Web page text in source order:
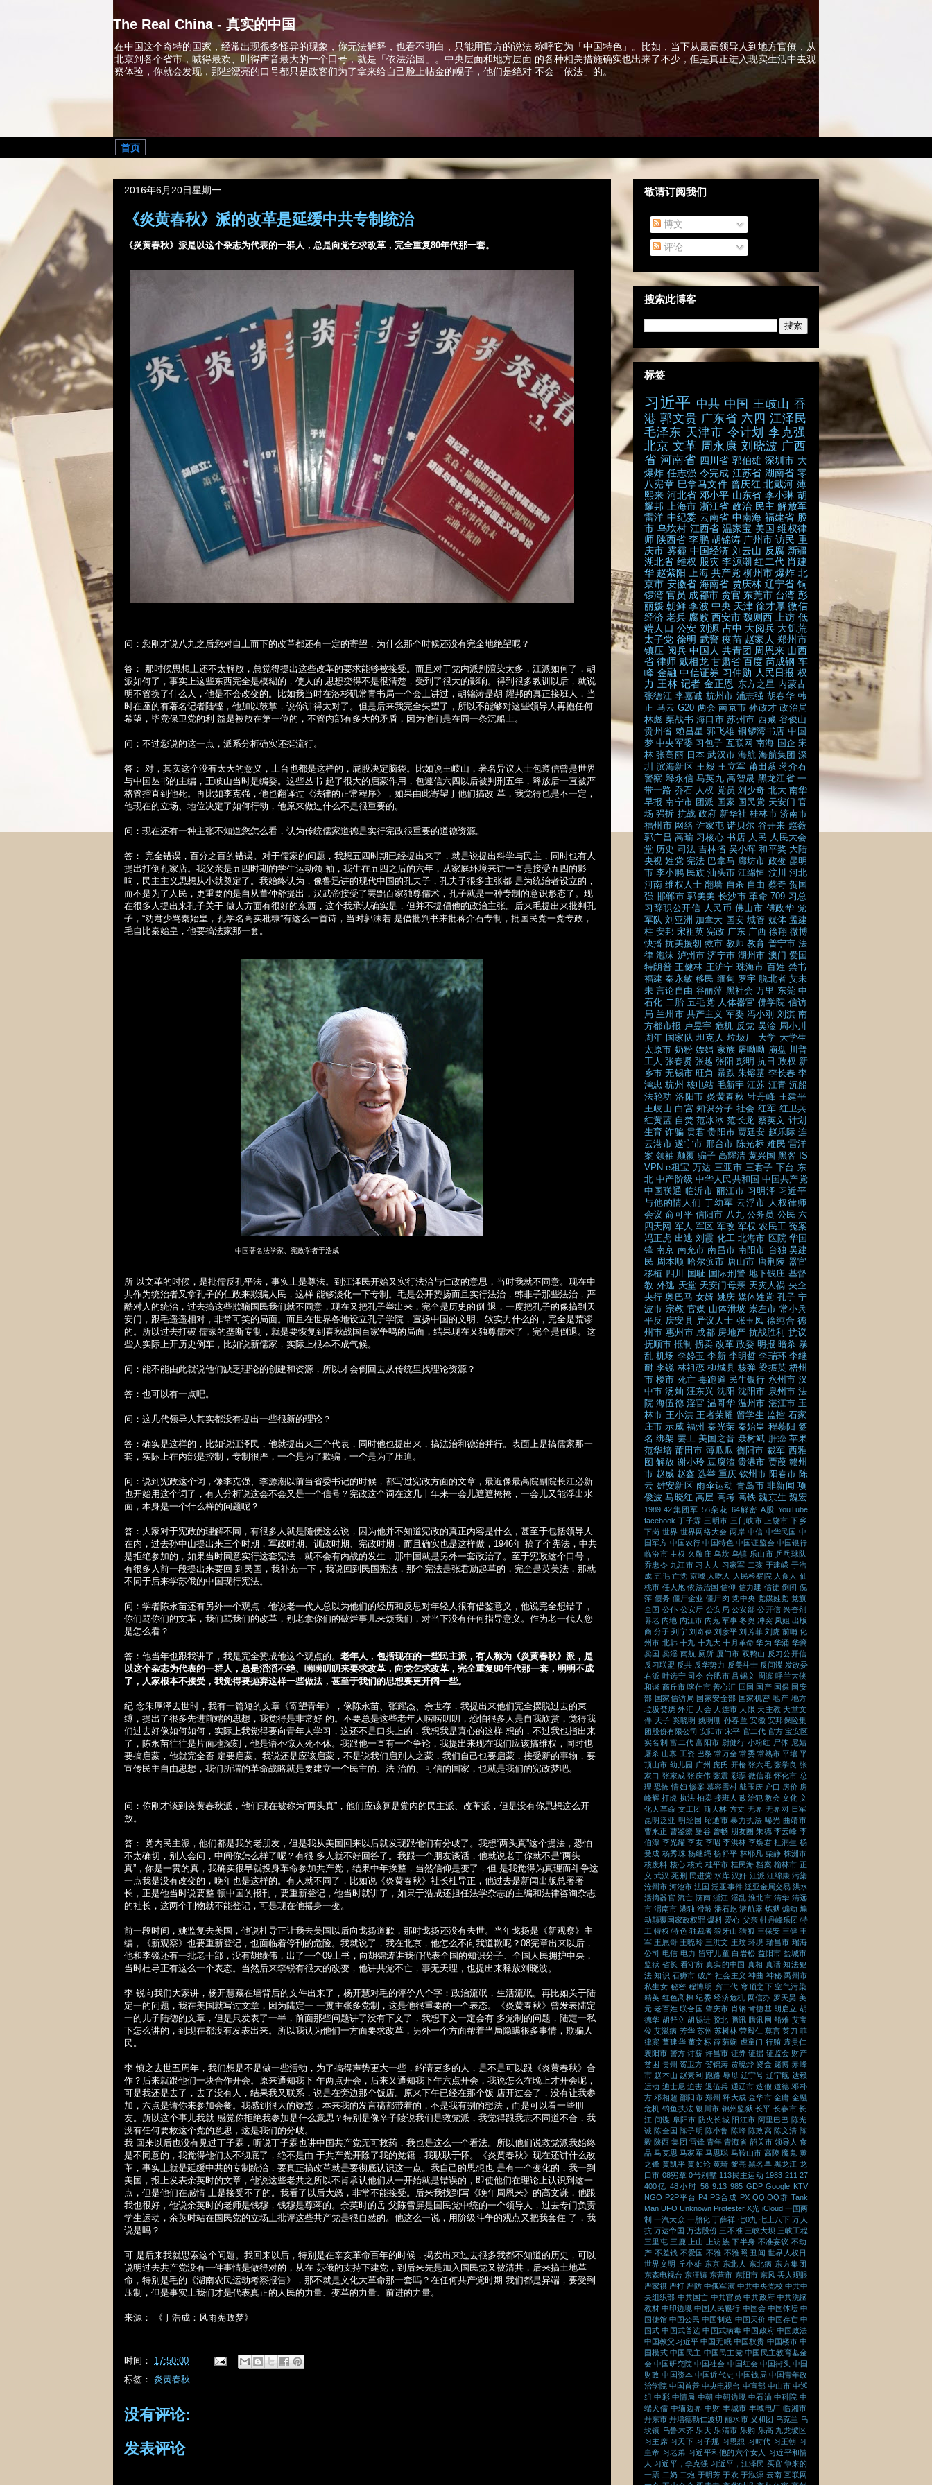
The Real China - 真实的中国
在中国这个奇特的国家，经常出现很多怪异的现象，你无法解释，也看不明白，只能用官方的说法 称呼它为「中国特色」。比如，当下从最高领导人到地方官僚，从
北京到各个省市，喊得最欢、叫得声音最大的一个口号，就是「依法治国」。中央层面和地方层面 的各种相关措施确实也出来了不少，但是真正进入现实生活中去观
察体验，你就会发现，那些漂亮的口号都只是政客们为了拿来给自己脸上帖金的幌子，他们是绝对 不会「依法」的。
首页
2016年6月20日星期一
《炎黄春秋》派的改革是延缓中共专制统治
《炎黄春秋》派是以这个杂志为代表的一群人，总是向党乞求改革，完全重复80年代那一套。
问：您刚才说八九之后您对自上而下的改革都还有一定的寄望，为什么那个时候还没有完全地绝望呢？
答： 那时候思想上还不太解放，总觉得提出这些改革的要求能够被接受。而且对于党内派别渲染太多，江派如何了，胡
派如何了，事实上这些东西完全是模糊的，使人的 思想变得不是很清楚，受到了很大的影响。得到很多教训以后，就说
明不管换了什么人，他是不会改变的。比如我当时在洛杉矶常青书局一个会上讲过，胡锦涛是胡 耀邦的真正接班人，当
时在座的有著名记者陆铿，他加以鼓掌，说你讲得太对了。但是后来我完全失望了，所以不能够对这些领导人再抱任何
希望，毕竟保卫党的利 益是被放在第一位的，不管内部有多大的矛盾，因为他们是在同一条沉船上。
问：不过您说的这一点，派系分析确实还挺流行。
答： 对，其实这个没有太大的意义，上台也都是这样的，屁股决定脑袋。比如说王岐山，著名异议人士包遵信曾是世界
与中国丛书的主编，王岐山当时是编委。这些丛书 起了很大的启蒙作用，包遵信六四以后被判刑五年，释放后一直被严
格管控直到他死。再比如李克强，他也翻译过《法律的正常程序》，如果由此寄望于他们搞改 革，我觉得也是不一定，
他现在的立场、地位决定了如何行动，他原来做过什么不是很重要的。
问：现在还有一种主张不知道您怎么看，认为传统儒家道德是实行宪政很重要的道德资源。
答： 完全错误，百分之百的错误。对于儒家的问题，我想五四时期已经提出来了，就是说提出科学与民主，同时也有人
提出打倒孔家店。我父亲是五四时期的学生运动领 袖，我生在五四之后的六年，从家庭环境来讲一直是接受五四的影
响，民主主义思想从小就奠定了。我始终认为，像鲁迅讲的现代中国的孔夫子，孔夫子很多主张都 是为统治者设立的，
而不是为了人民，更重要的是自从董仲舒提出，汉武帝接受了罢黜百家独尊儒术，孔子就是一种专制的意识形态了。现
在很多人提出来孔子关于 做人方面有很好的东西，这个我承认确实是，但并不提倡他的政治主张。后来毛提出来批判孔
子，“劝君少骂秦始皇，孔学名高实秕糠”有这么一首诗，当时郭沫若 是借批判书来批蒋介石专制，批国民党一党专政，
毛自比秦始皇，他要搞法家那一套。
中国著名法学家、宪政学者于浩成
所 以文革的时候，是批儒反孔平法，事实上是尊法。到江泽民开始又实行法治与仁政的意思，当时我就不同意。现在中
共作为统治者又拿孔子的仁政来欺骗人民，这样 能够淡化一下专制。毛是公开赞扬而且实行法治，韩非子那些法治，严
酷对人的统治，过去搞这些欺骗国民我们就不同意，现在又把孔子举出来，完全是历史的倒 退，一度把孔子的像搞到天
安门，跟毛遥遥相对，非常可笑的局面。而且在世界各地设立孔子学院，宣扬中国的文明、软实力什么的，完全是荒谬
的。所以过去打破 儒家的垄断专制，就是要恢复到春秋战国百家争鸣的局面，结果现在又独尊儒术了，完全是倒退。这
些人实际上开历史倒车，比如说新儒家，实际上根本不成气候。
问：能不能由此就说他们缺乏理论的创建和资源，所以才会倒回去从传统里找理论资源？
答：也可以有一点吧。
问：这几代领导人其实都没有提出一些很新的理论？
答：确实是这样的，比如说江泽民，他就提出来三个代表，同时他也提出来，搞法治和德治并行。表面上是搞儒家那一
套，实际上在内部是控制，专制很严，一个是为了欺骗，一个是为了压迫。
问：说到宪政这个词，像李克强、李源潮以前当省委书记的时候，都写过宪政方面的文章，最近像最高院副院长江必新
也开始用这个词了，有人分析说这会不会又是一个信号？宪政这个词在这几十年来一会儿遮遮掩掩，一会儿又能浮出水
面，本身是一个什么样的问题呢？
答：大家对于宪政的理解不同，有很多人就是随便这么说，因为他并不知道宪政的真正内容是什么，甚至于包括领导人
在内，过去孙中山提出来三个时期，军政时期、训政时期、宪政时期，而且确实也是这样做， 1946年 搞了个宪法，中共
是拒绝参加的，如果当时同意实行这套宪法，就不会有内战的发生，那中国就是另外一套政治了。至于宪政这个口号，
有很多人前一段提出来要回 到民国，我补充一下，我说回到民国宪法，那个宪法是张君劢起草的，完全是英美法，那就
不同于后来学苏俄的中国现行宪法。
问：学者陈永苗还有另外一个观点，他说老一代人总以为他们的经历和反思对年轻人很有借鉴意义，他说完全想错了，
你们骂你们的文革，我们骂我们的改革，别老拿你们的破烂事儿来烦我们，对当下没有任何指导意义。作为老一代人您
是怎么看？
答：他当年也跟我讲了，我是完全赞成他这个观点的。 老年人，包括现在的一些民主派，有人称为《炎黄春秋》派，是
以这个杂志为代表的一群人，总是滔滔不绝、唠唠叨叨来要求改革，向党乞求改革，完全重复80年代那一套，明明不成
了，人家根本不接受，我觉得要抛弃这样一些做法，甚至于我们的思想要更开阔一些。
纪 念朱厚泽去世时，我有一篇短的文章《寄望青年》，像陈永苗、张耀杰、余世存，我提出来他们完全摆脱过去的束
缚，提出了很多先进前端的思想，我觉得是非常好 的。不要总是这些老年人唠唠叨叨，恐怕很多人是自我欣赏，觉得我
们过去好像如何如何，实际上我觉得要向青年人学习，这还不是口头上的，我想我是真心的这样 想的，不过我也指出来
了，陈永苗往往是片面地深刻，他是语不惊人死不休。我跟他一直有一个争论，我提出来现在我们应该搞维权，同时也
要搞启蒙，他就完全否 定要启蒙。我说还是应该启蒙，不是说我们启别人之蒙，我们自己也要启蒙，接受新的事物，要
宣传民主自由思想，我们所谓的革命战略就是要建立一个民主的、法 治的、可信的国家，也就是我们的宪政梦吧。
问：你刚才谈到炎黄春秋派，他们现在被称为“两头真”，他们应该算是党内的民主派、改革派，但是没有你思想这么开
放。
答： 党内民主派，他们都是我的老朋友，但是我从美国回来以后就发现跟他们有分歧了。我想“两头真”这个提法，恐怕
不太确切，别人会问，中间你怎么样了呢？有很 多人就不好回答了。我跟一个朋友谈话，他就说老于你就不是“两头
真”，你是一贯的真，我确实很早就投身革命参加共产党，结果中年挨整，当然信仰是变了，但 是我觉得为真理而斗争这
一点我是没有改变的，晚年也是这样的。有人就不同了，比如说《炎黄春秋》社长杜导正，他过去是新闻出版总署署
长，正是他当时说要整 顿中国的报刊，要重新登记，他当时就讲了，如果于浩成还担任法学杂志的主编和法律咨询杂志
的社长，这两个刊物就不能登记，可是现在他摇身一变。
前一段时间，姚监复去美国，他说杜导正让我去美国以后向戈扬道歉，那时戈扬还没有去世。当年戈扬是《新观察》主
编，《新观察》也要重新登记，也面临着停刊的危险。我就说了，我在北京，他怎么不向我道歉呢？ 08宪章出来以后，
他和李锐还有一批老干部，没有胡绩伟，出了一个09 上书，向胡锦涛讲我们代表全国的知识分子、全国人民拥护中央，
当时杜导正有这么一个表态。当然后来李锐有很大的改变，他讲共党不亡，事无天理，也提出来释放刘晓波。
李 锐向我们大家讲，杨开慧藏在墙背后的文件出来了，杨开慧对毛的评价八个字：政治流氓，生活流氓。再比如关于陆
定一的问题，我在美国就写过文章，因为陆定一 一贯主张多党制，这是他很重要的一个表态。《炎黄春秋》曾发表陆定
一的儿子陆德的文章，但是只发表了一半，前面那些问题讲了没有下文了，我想下文一定会有 多党制的问题，陆定一私
下怎么讲的，到现在都没有发表出来。所以我认为他们一方面要求改革，另外一个方面帮着当局隐瞒很多事情，欺骗人
民。
李 慎之去世五周年，我们想是不是做一些活动，为了搞得声势更大一些，约请更多的人，是不是可以跟《炎黄春秋》合
作？后来就跟他们一块合作开会。原来通知我下 午两点开会，后来又通知我下午六点开会，我说怎么在晚上才开会呢，
可是我还是去了，去了没有人，结果我又联系，说是在旁边那个饭店。原来下午已经在那个饭 店开过会了，没有让我参
加，六点是请你来参加会餐。我感到很大的疑惑，本来我的发言稿都带着的，不是我有别的想法，而是可以看一些朋
友。所以这个事儿我就 感觉你拒绝我参加是什么意思？特别是像辛子陵说我们是救党派，我觉得跟我志不同道不合，我
没有任何要救这个党的意思，这是我们的分歧。
我 回来以后也没有见过丁子霖，听说丁子霖也讲中国共产党无可救药，我也是这么一个看法。所以他们说救党派我始终
是不同意的，我觉得他们太不彻底了，绝不是由 于共产党开除了我的党籍，我耿耿于怀。《炎黄春秋》现在还讲什么改
革，事实上就是延缓中共的专制统治，要真正搞改革就是要彻底认识这一点。我自己的思想也 是有一个变化的，我一到
美国，报上发表余英时的文章，他说这些老共之所以不肯承认他们从一开始就是错误的，即使他们在理论上认识到这一
点，但是他们在感情 上是接受不了的。我看了以后大怒，非常不能接受。后来我找到写《晚年周恩来》的高文谦，他跟
我也很好，他说余英时的老师是钱穆，钱穆是尊蒋的。余英时的岳 父陈雪屏是国民党中统的一个领导人，过去专门负责
学生运动，余英时站在国民党的立场上批评这些共产党是很自然的。他这么一说，用阶级斗争的观点又把我套住 了，我
说是吗？
可 是后来我就思索这个问题。我回来以后，特别是在辛亥革命百年的时候，揭发出来过去很多我都不知道的历史，可以
说明过去共产党没有一件事情是做得对的，从在 苏俄的支持下建党，到后来先是加入国民党又被清共，后来搞土地革
命，特别是毛的《湖南农民运动考察报告》，那不就是文化大革命那一套吗？在任何共产党时期 我们都是异端，要受到
压制，但是事实上我们才是代表真正的人民的力量、变革的力量、前进的力量。
来源： 《于浩成：风雨宪政梦》
时间： 17:50:00
标签： 炎黄春秋
没有评论:
发表评论
敬请订阅我们
博文
评论
搜索此博客
标签
习近平 中共 中国 王岐山 香
港 郭文贵 广东省 六四 江泽民
毛泽东 天津市 令计划 李克强
北京 文革 周永康 刘晓波 广西
省 河南省 四川省 郭伯雄 深圳市 大
爆炸 任志强 令完成 江苏省 湖南省 零
八宪章 巴拿马文件 曾庆红 北戴河 薄
熙来 河北省 邓小平 山东省 李小琳 胡
耀邦
上海市 浙江省 政治 民主 解放军
雷洋 中纪委 云南省 中南海 福建省 股
市 乌坎村 江西省 温家宝 美国 维权律
师 陕西省 李鹏 胡锦涛 广州市 访民 重
庆市 雾霾 中国经济 刘云山 反腐 新疆
湖北省 维权 股灾 李源潮 红二代 肖建
华 赵紫阳 上海 共产党 柳州市 爆炸 北
京市 安徽省 海南省 贾庆林 辽宁省 铜
锣湾 官员 成都市 贪官 东莞市 台湾 彭
丽媛 朝鲜 李波 中央 天津 徐才厚 微信
经济 老兵 腐败 西安市 魏则西 上访 低
端人口 公安 刘源 占中 大阅兵 大饥荒
太子党 徐明 武警 疫苗 赵家人 郑州市
镇压 阅兵 中国人 共青团 周恩来 山西
省 律师 戴相龙 甘肃省 百度 芮成钢 车
峰 金融 中信证券 习仲勋 人民日报 权
力 王林 记者 金正恩 东方之星 内蒙古
张德江 李嘉诚 杭州市 浦志强 胡春华 韩
正 马云 G20 两会 南京市 孙政才 政治局
林彪 栗战书 海口市 苏州市 西藏 谷俊山
贵州省 赖昌星 郭飞雄 铜锣湾书店 中国
梦 中央军委 习包子 互联网 南海 国企 宋
林 张高丽 日本 武汉市 海航 海航集团 深
圳
滨海新区 王毅 王立军 莆田系 蒋介石
警察 释永信 马英九 高智晟 黑龙江省 一
带一路 乔石 人权 党员 刘少奇 北大 南华
早报 南宁市 团派 国家 国民党 天安门 官
场 强拆 抗战 政府 新华社 桂林市 济南市
福州市 网络 许家屯 诺贝尔 谷开来 赵薇
郭广昌 高瑜 习核心 书店 人民 人民大会
堂 历史 司法 吉林省 吴小晖 和平奖 大陆
央视 姓党 宪法 巴拿马 廊坊市 政变 昆明
市 李小鹏 民族 汕头市 江绵恒 汶川
河北
河南 维权人士 翻墙 自杀 自由 蔡奇 贺国
强 邯郸市 郭美美 长沙市 革命 709 习总
习辞职公开信 人民币 佛山市 傅政华 党
军队 刘亚洲 加拿大 国安 城管 媒体 孟建
柱 安邦 宋祖英 宪政 广东 广西 徐翔 微博
快播 抗美援朝 救市 教师 教育 普宁市 法
律 泡沫 泸州市 济宁市 湖州市 澳门 爱国
特朗普 王健林 王沪宁 珠海市 百姓 禁书
福建 秦永敏 移民 缅甸 罗宇 脱北者 艾未
未 言论自由 谷丽萍 黑社会 万里 东莞 中
石化 二胎 五毛党 人体器官 佛学院 信访
局 兰州市 共产主义 军委 冯小刚 刘淇 南
方都市报 卢昱宇 危机 反党 吴淦 周小川
周年 国家队 坦克人 垃圾厂 大学 大学生
太原市 奶粉 嫖娼 家族 屠呦呦 崩盘 川普
工人 张春贤 张越 张阳 彭明 抗日 政权 新
乡市 无锡市 旺角 暴跌 朱熔基 李长春 李
鸿忠 杭州 核电站 毛新宇 江苏 江青 沉船
法轮功 洛阳市 炎黄春秋 牡丹峰 王建平
王歧山 白宫 知识分子 社会 红军 红卫兵
红黄蓝 自焚 范冰冰 范长龙 蔡英文 计划
生育 诈骗 贯君 贵阳市 贾廷安 赵乐际 连
云港市 遂宁市 邢台市 陈光标 难民 雷洋
案 领袖 颠覆 骗子 高耀洁 黄兴国 黑客
IS
VPN e租宝 万达 三亚市 三君子 下台 东
北 中产阶级 中华人民共和国 中国共产党
中国联通 临沂市 丽江市 习明泽 习近平
与他的情人们 于幼军 云浮市 人权律师
会议 俞可平 信阳市 八九 公务员 公民 六
四天网 军人 军区 军改 军权 农民工 冤案
冯正虎 出逃 刘霞 化工 北海市 医院 华国
锋 南京 南充市 南昌市 南阳市 台独 吴建
民 周本顺 哈尔滨市 唐山市 唐荆陵 器官
移植 四川 国耻 国际刑警 地下钱庄 基督
教 外逃 天堂 天安门母亲 天灾人祸 央企
央行 奥巴马 女婿 姚庆 媒体姓党 孔子 宁
波市 宗教 官媒 山体滑坡 崇左市 常小兵
平反 庆安县 异议人士 张玉凤 徐纯合 德
州市 惠州市 成都 房地产 抗战胜利 抗议
抚顺市 抵制 拐卖 改革 政委 明报 暗杀 暴
乱 机场 李婷玉 李新 李明哲 李瑞环 李继
耐 李锐 林祖恋 柳城县 核弹 梁振英 梧州
市 楼市 死亡 毒跑道 民生银行 永州市 汉
中市 汤灿 汪东兴 沈阳 沈阳市 泉州市 法
院 海伍德 淫官 温哥华 温州市 湛江市 玉
林市 王小洪 王者荣耀 留学生 监控 石家
庄市 示威 福州 秦光荣 秦始皇 程慕阳 签
名 绑架 罢工 美国之音 聂树斌 肝癌 苹果
范华培 莆田市 薄瓜瓜 衡阳市 裁军 西雅
图 解放 谢小玲 豆腐渣 贵港市 贾葭 赣州
市 赵威 赵鑫 选举 重庆 钦州市 阳春市 陈
云 雄安新区 雨伞运动 青岛市 非新闻 项
俊波 马晓红 高层 高考 高铁 魏京生 魏宏
1989 42集团军 56朵花 64解密 A股 YouTube
facebook 丁子霖 三明市 三门峡市 上饶市 下乡
下岗 世界 世界网络大会 两岸 中信 中华民国 中
国军方 中国农行 中国特色 中国证监会 中国银行
临汾市 主权 久敬庄 乌坎 乌镇 乐山市 乒乓球队
乔忠令 九江市 习大大 习家军 二孩 于建嵘 于浩
成 五毛 亡党 京城 人吃人 人民检察院 人食人 仙
桃市 任大炮 依法治国 信仰 信力建 信徒 倒闭 倪
萍 债务 僵尸企业 僵尸肉 党中央 党媒姓党 党旗
全国 公仆 公安厅 公安局 公安部 公开信 兴奋剂
养老 内地 内江市 内鬼 军事 冬奥 冲突 凤姐 出版
商 分子 列宁 刘奇葆 刘彦平 刘芳菲 刘虎 前哨 化
州市 北韩 十九 十九大 十月革命 华为 华涌 华裔
卖国 卖淫 南航 厕所 厦门市 双鸭山 反习公开信
反习联盟 反共 反华势力 反美斗士 反间谍 发改委
右派 叶选宁 司令 合肥市 吕锡文 周滨 呼兰大侠
和谐 商丘市 喀什市 善心汇 回国 国产 国保 国安
部 国家信访局 国家安全部 国家机密 地产 地方
垃圾焚烧 外汇 大会 大连市 大限 天主教 天堂文
件 天子 奚晓明 姚明珊 孙春兰 安徽 安邦保险集
团股份有限公司 安阳市 宋平 官二代 官方 宝安区
实名制 富二代 富阳市 尉健行 小粉红 尸体 尼姑
屠杀 山寨 工资 巴黎 常万全 常委 常熟市 平壤 平
顶山市 幼儿园 广州 庞氏 开枪 张六毛 张学良 张
家口 张家成 张庆伟 张震 彩票 微信群 怀化市 总
理 恐怖 情妇 惨案 慕容雪村 戴玉庆 户口 房价 房
峰辉 打虎 执法 拍卖 接班人 政治犯 教会 文化 文
化大革命 文工团 斯大林 方丈 无界 无界网 日军
昆明泛亚 明经国 昭通市 暴力执法 曝光 曲靖市
曹永正 曹鉴燎 曼谷 曾畅 朋友圈 朱德 李云峰 李
伯潭 李光耀 李友 李昭 李洪林 李焕君 杜润生 杨
受成 杨秀珠 杨继绳 杨舒平 林耶凡 柴静 株洲市
核废料 核心 核武 桂平市 桂民海 档案 榆林市 正
义 武汉 死刑 民进党 水库 汉奸 江派 江绵康 污染
沧州市 河池市 法国 泛亚事件 泛亚金属交易 洪水
活摘器官 流亡 济南 浙江 淫乱 淮北市 清华 清远
市 渭南市 港独 滑坡 潘石屹 潜航器 炼狱 煽动 煽
动颠覆国家政权罪 爆料 爱心 父亲 牡丹峰乐团 特
工 特权 特色 独裁者 狼牙山 猎狐 王保安 王健 王
军 王恩哥 王晓玲 王洪文 王玟 环境 瑞昌市 瑞海
公司 电信 电力 留守儿童 白岩松 益阳市 盐城市
监狱 省长 看守所 真实的中国 真相 真话 知法犯
法 知识 石狮市 破产 社会主义 神曲 神秘 禹州市
私生女 秘密 程博明 穷二代 穹顶之下 空气污染
精英 红色高棉 纪委 经济危机 网信办 罗天昊 美
元 老百姓 联合国 肇庆市 肖钢 肯德基 胡启立 胡
德华 胡舒立 胡锡进 脱北 腾讯 腾讯网 船难 艾宝
俊 艾滋病 芳华 苏州 苏树林 荣毅仁 莫言 菜刀 菲
律宾 董建华 董文标 薛荫娴 虐童门 行贿 袁贵仁
襄阳市 警方 讨薪 许昌市 证券 证据 证监会 财产
贫困 贵州 贺卫方 贺锦涛 贾晓烨 资金 赌博 赤峰
市 赵本山 赵素利 跑路 辱母 辽宁号 辽宁舰 达赖
运动 迪士尼 迫害 退伍兵 通辽市 造假 道德 邓朴
方 邓相超 邵阳市 郑州 释大成 金华市 金庸 金融
危机 钓鱼执法 银川市 锦州监狱 长平 长春市 长
江 间谍 阜阳市 防火长城 阳江市 阿里巴巴 陈光
诚 陈全国 陈子明 陈小鲁 陈峰 陈政高 陈文清 陈
毅 陕西 集团 雷锋 青年 青海省 韶关市 领导人 食
品 马克思 马家军 马思聪 马鞍山市 高陵 魔鬼 黄
之锋 黄凯平 黄如论 黄琦 黎亮 黑名单 黑龙江 龙
口市 08宪章 0号别墅 113民主运动 1983 211 27
400亿 48小时 56 9.13 985 GDP Google KTV
NGO P2P平台 P4 PS合成 PX QQ QQ群 Tank
Man UFO Unknown Protester X光 iCloud 一国两
制 一汽大众 一胎化 丁薛祥 七0九 七上八下 万人
抗 万达帝国 万达股份 三不准 三峡大坝 三峡工程
三里屯 三鹿 上山 上访族 下半身 不准妄议 不动
产 不差钱 不爱国 不雅 不雅照 丑闻 世界人权日
世界文明 丘小雄 东京 东北人 东北病 东方集团
东森电视台 东汪镇 东营市 东阳市 东风 丢人现眼
严家祺 严打 严防 中俄军演 中共中央党校 中共中
央组织部 中共国亡 中共官员 中共政府 中共洗脑
教材 中印边境 中国人民银行 中国会 中国体坛 中
国使馆 中国公民 中国制造 中国天价 中国存亡 中
国式 中国式普选 中国式病毒 中国政府 中国政法
中国教父习近平 中国无眠 中国权贵 中国楼市 中
国模式 中国民主 中国民主党 中国民主教育基金
会 中国研究院 中国社会 中国红会 中国街头 中国
财政 中国资本 中国近代史 中国钱局 中国青年政
治学院 中国首善 中央电视台 中宣部 中山市 中巡
组 中彩 中情局 中朝 中朝边境 中石油 中科院 中
端犬儒 中缅边界 中财 丰城市 丰城电厂 临湘市
丹东市 丹增德勒仁波切 丽水市 义和团 乌克兰 乌
坎镇 乌鲁木齐 乐天 乐清市 乐购 乐高 九龙坡区
习主席 习天下 习子规 习思想 习时代 习王朝 习
皇帝 习老弟 习近平和他的六个女人 习近平和情
人 习近平，李克强 习近平，江泽民 买官 争来的
一票 二奶 二炮 于明芳 于欢 于泓源 云南 互联网